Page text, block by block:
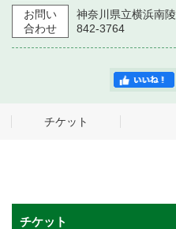
・ 利用料金
・ 芸術参与
お問い
合わせ
神奈川県立横浜南
842-3764
チケット
チケット